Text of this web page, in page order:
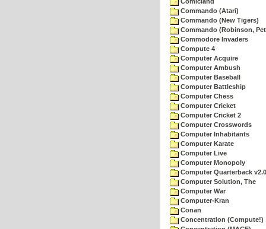
Commando (Atari)
Commando (New Tigers)
Commando (Robinson,
Commodore Invaders
Compute 4
Computer Acquire
Computer Ambush
Computer Baseball
Computer Battleship
Computer Chess
Computer Cricket
Computer Cricket 2
Computer Crosswords
Computer Inhabitants
Computer Karate
Computer Live
Computer Monopoly
Computer Quarterback v2.0
Computer Solution, The
Computer War
Computer-Kran
Conan
Concentration (Compute!)